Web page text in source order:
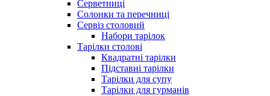
Серветниці
Солонки та перечниці
Сервіз столовий
Набори тарілок
Тарілки столові
Квадратні тарілки
Підставні тарілки
Тарілки для супу
Тарілки для гурманів